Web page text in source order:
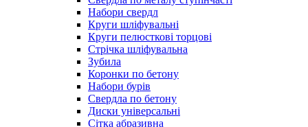
Набори свердл
Круги шліфувальні
Круги пелюсткові торцові
Стрічка шліфувальна
Зубила
Коронки по бетону
Набори бурів
Свердла по бетону
Диски універсальні
Сітка абразивна